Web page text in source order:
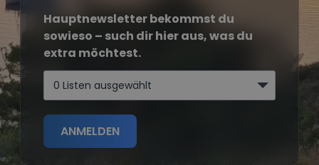
Hauptnewsletter bekommst du
sowieso – such dir hier aus, was du
extra möchtest.
0 Listen ausgewählt
ANMELDEN